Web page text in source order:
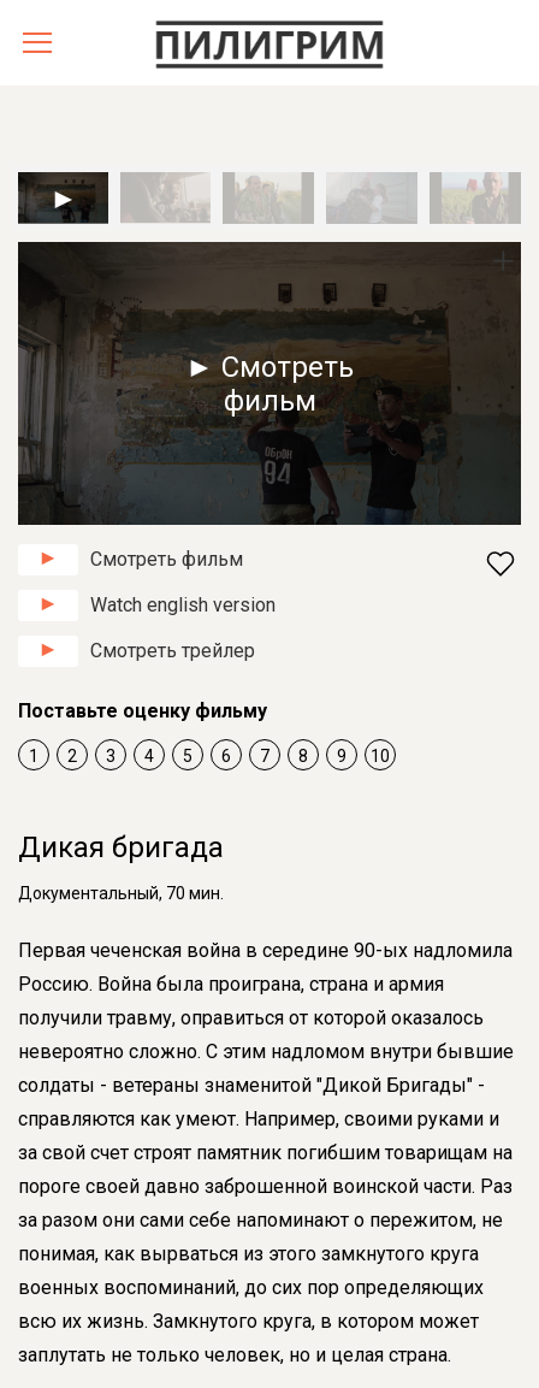
► Смотреть
фильм
Смотреть фильм
Watch english version
Смотреть трейлер
Поставьте оценку фильму
1 2 3 4 5 6 7 8 9 10
Дикая бригада
Документальный, 70 мин.
Первая чеченская война в середине 90-ых надломила
Россию. Война была проиграна, страна и армия
получили травму, оправиться от которой оказалось
невероятно сложно. С этим надломом внутри бывшие
солдаты - ветераны знаменитой "Дикой Бригады" -
справляются как умеют. Например, своими руками и
за свой счет строят памятник погибшим товарищам на
пороге своей давно заброшенной воинской части. Раз
за разом они сами себе напоминают о пережитом, не
понимая, как вырваться из этого замкнутого круга
военных воспоминаний, до сих пор определяющих
всю их жизнь. Замкнутого круга, в котором может
заплутать не только человек, но и целая страна.